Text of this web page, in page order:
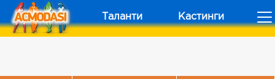
Таланти Кастинги